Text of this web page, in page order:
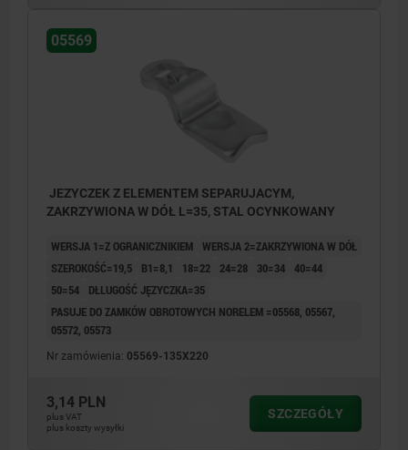
05569
JEZYCZEK Z ELEMENTEM SEPARUJACYM,
ZAKRZYWIONA W DÓŁ L=35, STAL OCYNKOWANY
WERSJA 1=Z OGRANICZNIKIEM WERSJA 2=ZAKRZYWIONA W DÓŁ
SZEROKOŚĆ=19,5
B1=8,1 18=22 24=28 30=34 40=44
50=54
DŁLUGOŚĆ JĘZYCZKA=35
PASUJE DO ZAMKÓW OBROTOWYCH NORELEM =05568, 05567,
05572, 05573
Nr zamówienia: 05569-135X220
3,14 PLN
plus VAT
plus koszty wysyłki
SZCZEGÓŁY